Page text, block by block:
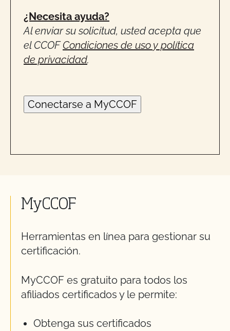
¿Necesita ayuda?
Al enviar su solicitud, usted acepta que
el CCOFCondiciones de uso y política
de privacidad.
MyCCOF
Herramientas en línea para gestionar su
certificación.
MyCCOF es gratuito para todos los
afiliados certificados y le permite:
Obtenga sus certificados